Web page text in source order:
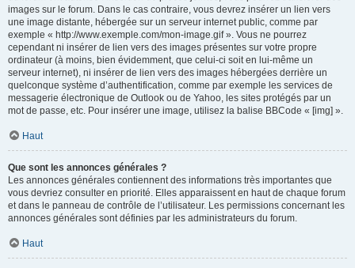
images sur le forum. Dans le cas contraire, vous devrez insérer un lien vers
une image distante, hébergée sur un serveur internet public, comme par
exemple « http://www.exemple.com/mon-image.gif ». Vous ne pourrez
cependant ni insérer de lien vers des images présentes sur votre propre
ordinateur (à moins, bien évidemment, que celui-ci soit en lui-même un
serveur internet), ni insérer de lien vers des images hébergées derrière un
quelconque système d’authentification, comme par exemple les services de
messagerie électronique de Outlook ou de Yahoo, les sites protégés par un
mot de passe, etc. Pour insérer une image, utilisez la balise BBCode « [img] ».
Haut
Que sont les annonces générales ?
Les annonces générales contiennent des informations très importantes que
vous devriez consulter en priorité. Elles apparaissent en haut de chaque forum
et dans le panneau de contrôle de l’utilisateur. Les permissions concernant les
annonces générales sont définies par les administrateurs du forum.
Haut